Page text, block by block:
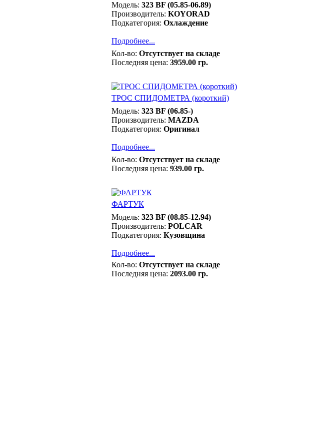
Модель: 323 BF (05.85-06.89)
Производитель: KOYORAD
Подкатегория: Охлаждение
Подробнее...
Кол-во: Отсутствует на складе
Последняя цена: 3959.00 гр.
ТРОС СПИДОМЕТРА (короткий)
Модель: 323 BF (06.85-)
Производитель: MAZDA
Подкатегория: Оригинал
Подробнее...
Кол-во: Отсутствует на складе
Последняя цена: 939.00 гр.
ФАРТУК
Модель: 323 BF (08.85-12.94)
Производитель: POLCAR
Подкатегория: Кузовщина
Подробнее...
Кол-во: Отсутствует на складе
Последняя цена: 2093.00 гр.